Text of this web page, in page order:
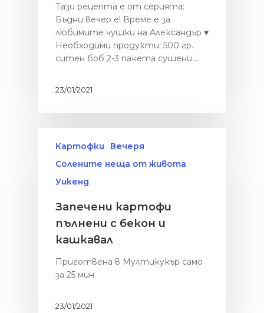
Тази рецепта е от серията:
Бъдни вечер е! Време е за
любимите чушки на Александър ♥
Необходими продукти: 500 гр.
ситен боб 2-3 пакета сушени…
23/01/2021
Картофки
Вечеря
Солените неща от живота
Уикенд
Запечени картофи
пълнени с бекон и
кашкавал
Приготвена в Мултикукър само
за 25 мин.
23/01/2021
Здраве